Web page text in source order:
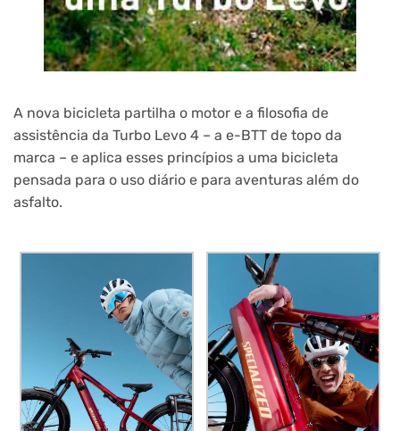
A nova bicicleta partilha o motor e a filosofia de
assistência da Turbo Levo 4 – a e-BTT de topo da
marca – e aplica esses princípios a uma bicicleta
pensada para o uso diário e para aventuras além do
asfalto.